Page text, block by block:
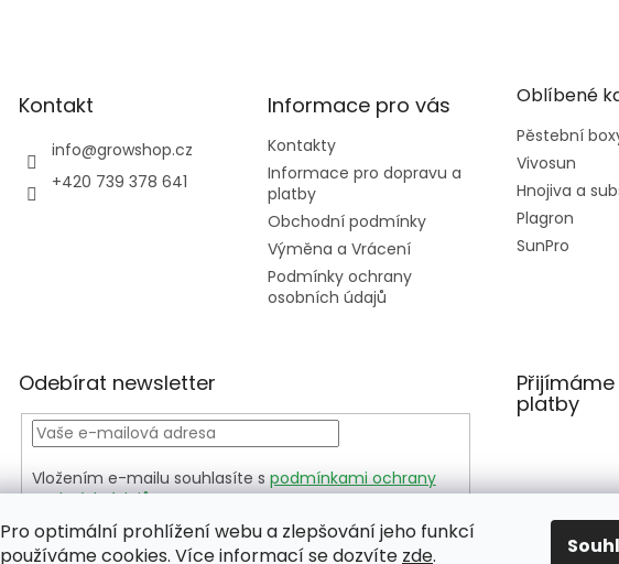
Pro optimální prohlížení webu a zlepšování jeho funkcí
používáme cookies. Více informací se dozvíte zde.
Kontakt
info@growshop.cz
+420 739 378 641
Informace pro vás
Kontakty
Informace pro dopravu a
platby
Obchodní podmínky
Výměna a Vrácení
Podmínky ochrany
osobních údajů
Oblíbené
Pěstební
Vivosun
Hnojiva a
Plagron
SunPro
Odebírat newsletter
Vložením e-mailu souhlasíte s podmínkami ochrany
osobních údajů
PŘIHLÁSIT
SE
platby